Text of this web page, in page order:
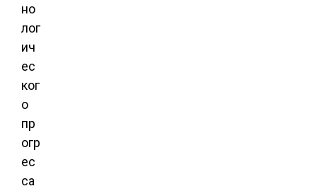
но
лог
ич
ес
ког
о
пр
огр
ес
са